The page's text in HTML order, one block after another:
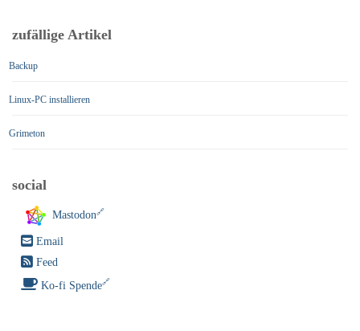
zufällige Artikel
Backup
Linux-PC installieren
Grimeton
social
Mastodon
Email
Feed
Ko-fi Spende